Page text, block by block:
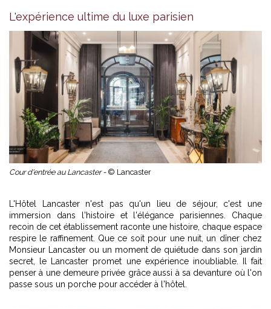
L'expérience ultime du luxe parisien
Cour d'entrée au Lancaster - © Lancaster
L'Hôtel Lancaster n'est pas qu'un lieu de séjour, c'est une
immersion dans l'histoire et l'élégance parisiennes. Chaque
recoin de cet établissement raconte une histoire, chaque espace
respire le raffinement. Que ce soit pour une nuit, un dîner chez
Monsieur Lancaster ou un moment de quiétude dans son jardin
secret, le Lancaster promet une expérience inoubliable. Il fait
penser à une demeure privée grâce aussi à sa devanture où l'on
passe sous un porche pour accéder à l'hôtel.